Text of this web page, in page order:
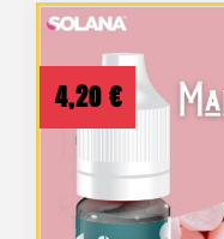
4,20 €